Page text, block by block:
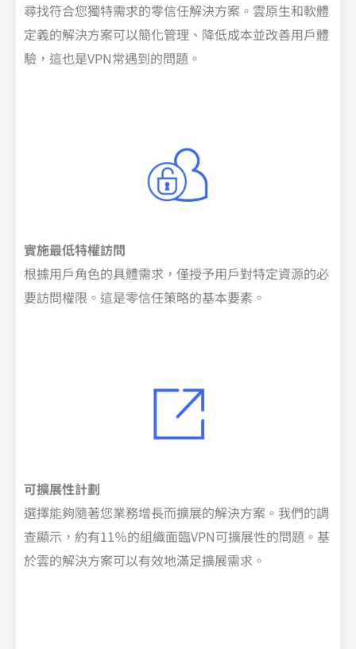
尋找符合您獨特需求的零信任解決方案。雲原生和軟體
定義的解決方案可以簡化管理、降低成本並改善用戶體
驗，這也是VPN常遇到的問題。
實施最低特權訪問
根據用戶角色的具體需求，僅授予用戶對特定資源的必
要訪問權限。這是零信任策略的基本要素。
可擴展性計劃
選擇能夠隨著您業務增長而擴展的解決方案。我們的調
查顯示，約有11％的組織面臨VPN可擴展性的問題。基
於雲的解決方案可以有效地滿足擴展需求。